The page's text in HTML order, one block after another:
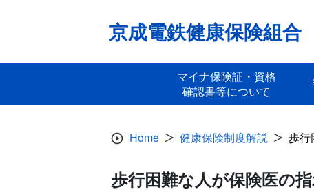
京成電鉄健康保険組合
マイナ保険証・資格
確認書等について
Home 健康保険制度解説 歩行
歩行困難な人が保険医の